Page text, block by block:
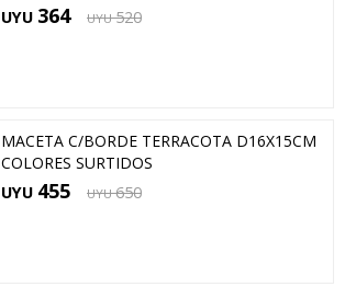
UYU 364 UYU 520
MACETA C/BORDE TERRACOTA D16X15CM
COLORES SURTIDOS
UYU 455 UYU 650